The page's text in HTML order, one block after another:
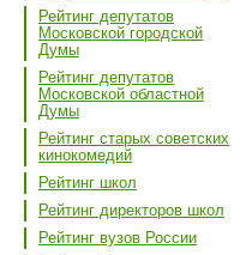
Рейтинг депутатов
Московской городской
Думы
Рейтинг депутатов
Московской областной
Думы
Рейтинг старых советских
кинокомедий
Рейтинг школ
Рейтинг директоров школ
Рейтинг вузов России